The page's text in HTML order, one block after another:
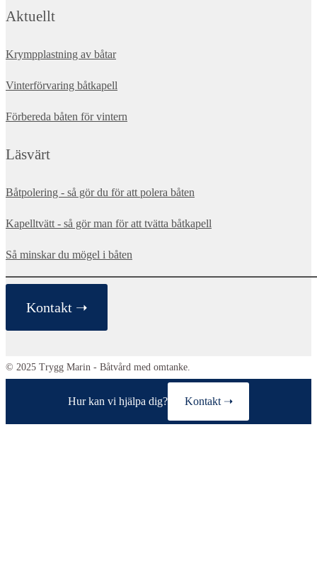
Aktuellt
Krympplastning av båtar
Vinterförvaring båtkapell
Förbereda båten för vintern
Läsvärt
Båtpolering - så gör du för att polera båten
Kapelltvätt - så gör man för att tvätta båtkapell
Så minskar du mögel i båten
Kontakt ➝
© 2025 Trygg Marin - Båtvård med omtanke.
Hur kan vi hjälpa dig? Kontakt ➝